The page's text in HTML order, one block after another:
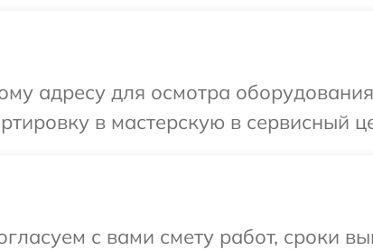
адресу для осмотра
в мастерскую в сервисный
с вами смету работ, сроки